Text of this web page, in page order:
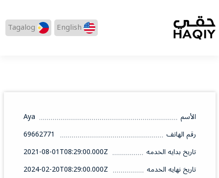
English
Tagalog
الأسم
Aya
رقم الهاتف
69662771
تاريخ بدايه الخدمه
2021-08-01T08:29:00.000Z
تاريخ نهايه الخدمه
2024-02-20T08:29:00.000Z